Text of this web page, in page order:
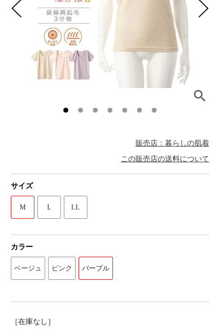
販売店：暮らしの肌着
この販売店の送料について
サイズ
M L LL
カラー
ベージュ ピンク バープル
［在庫なし］